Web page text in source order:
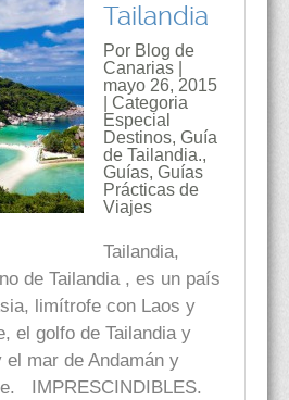
Tailandia
Por Blog de
Canarias |
mayo 26, 2015
| Categoria
Especial
Destinos, Guía
de Tailandia.,
Guías, Guías
Prácticas de
Viajes
Tailandia,
de Tailandia , es un país
limítrofe con Laos y
el golfo de Tailandia y
mar de Andamán y
IMPRESCINDIBLES.